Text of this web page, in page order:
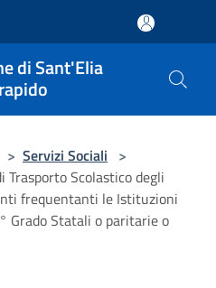
di Sant'Elia
> Servizi Sociali >
Scolastico degli
frequentanti le Istituzioni
Grado Statali o paritarie o